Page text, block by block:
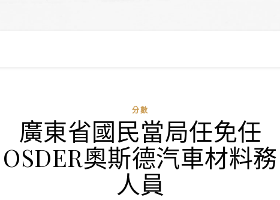
分數
廣東省國民當局任免任
OSDER奧斯德汽車材料務
人員